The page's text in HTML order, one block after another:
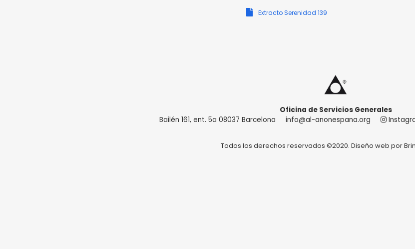
Extracto Serenidad 139
Oficina de Servicios Generales
Bailén 161, ent. 5a 08037 Barcelona
info@al-anonespana.org
Todos los derechos reservados ©2020. Diseño web por